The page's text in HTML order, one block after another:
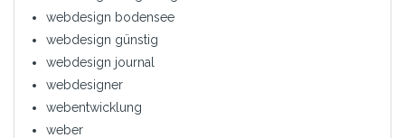
webdesign bodensee
webdesign günstig
webdesign journal
webdesigner
webentwicklung
weber